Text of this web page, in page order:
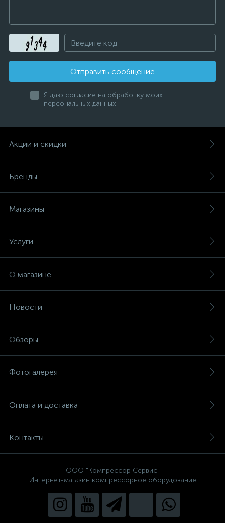
Отправить сообщение
Я даю согласие на обработку моих
персональных данных
Акции и скидки
Бренды
Магазины
Услуги
О магазине
Новости
Обзоры
Фотогалерея
Оплата и доставка
Контакты
ООО "Компрессор Сервис"
Интернет-магазин компрессорное оборудование